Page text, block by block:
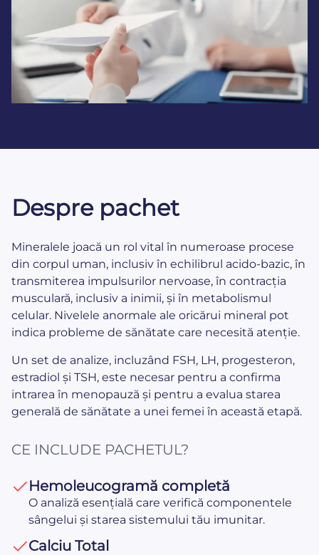
Despre pachet
Mineralele joacă un rol vital în numeroase procese
din corpul uman, inclusiv în echilibrul acido-bazic, în
transmiterea impulsurilor nervoase, în contracția
musculară, inclusiv a inimii, și în metabolismul
celular. Nivelele anormale ale oricărui mineral pot
indica probleme de sănătate care necesită atenție.
Un set de analize, incluzând FSH, LH, progesteron,
estradiol și TSH, este necesar pentru a confirma
intrarea în menopauză și pentru a evalua starea
generală de sănătate a unei femei în această etapă.
CE INCLUDE PACHETUL?
Hemoleucogramă completă
O analiză esențială care verifică componentele
sângelui și starea sistemului tău imunitar.
Calciu Total